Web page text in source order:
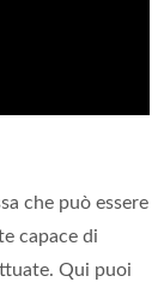
che può essere
capace di
Qui puoi